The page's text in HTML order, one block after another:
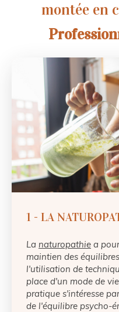
montée en
1 - LA
La naturopathie a
maintien des
l'utilisation de
place d'un mode de
pratique s'intéresse
de l'équilibre psycho-